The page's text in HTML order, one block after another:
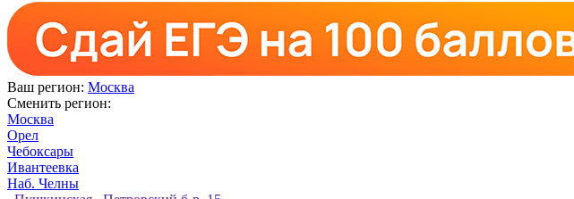
Ваш регион: Москва
Сменить регион:
Москва
Орел
Чебоксары
Ивантеевка
Наб. Челны